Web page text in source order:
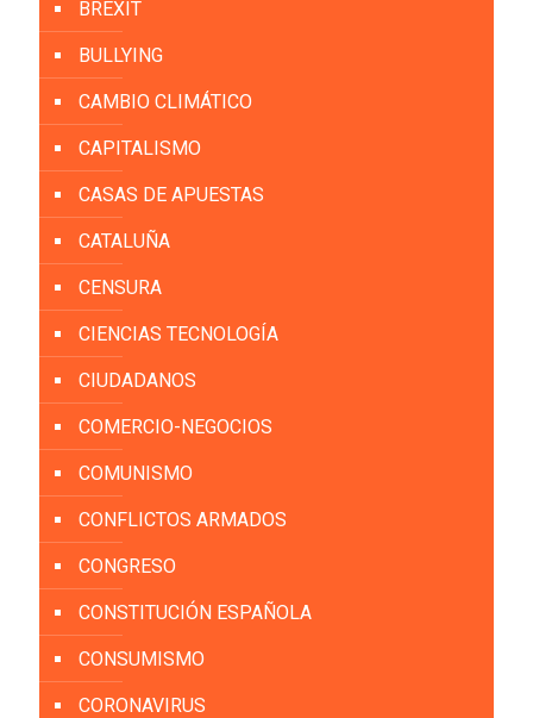
BREXIT
BULLYING
CAMBIO CLIMÁTICO
CAPITALISMO
CASAS DE APUESTAS
CATALUÑA
CENSURA
CIENCIAS TECNOLOGÍA
CIUDADANOS
COMERCIO-NEGOCIOS
COMUNISMO
CONFLICTOS ARMADOS
CONGRESO
CONSTITUCIÓN ESPAÑOLA
CONSUMISMO
CORONAVIRUS